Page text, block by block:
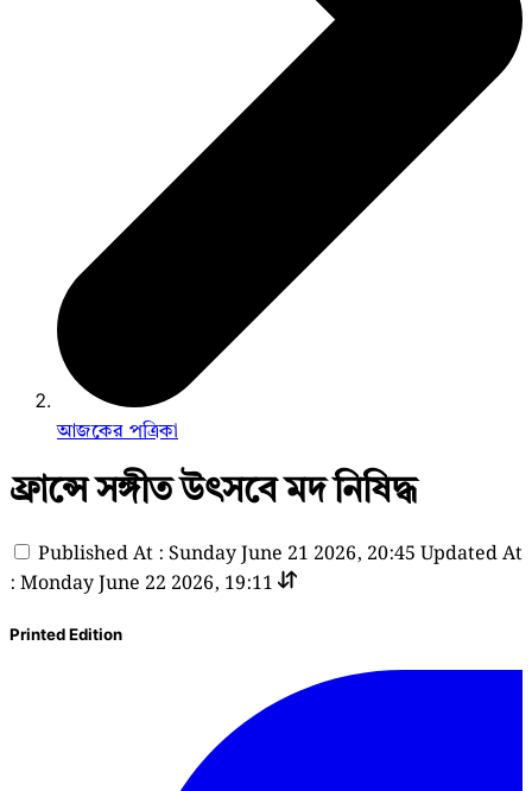
আজকের পত্রিকা
ফ্রান্সে সঙ্গীত উৎসবে মদ নিষিদ্ধ
Published At : Sunday June 21 2026, 20:45 Updated At
: Monday June 22 2026, 19:11
Printed Edition